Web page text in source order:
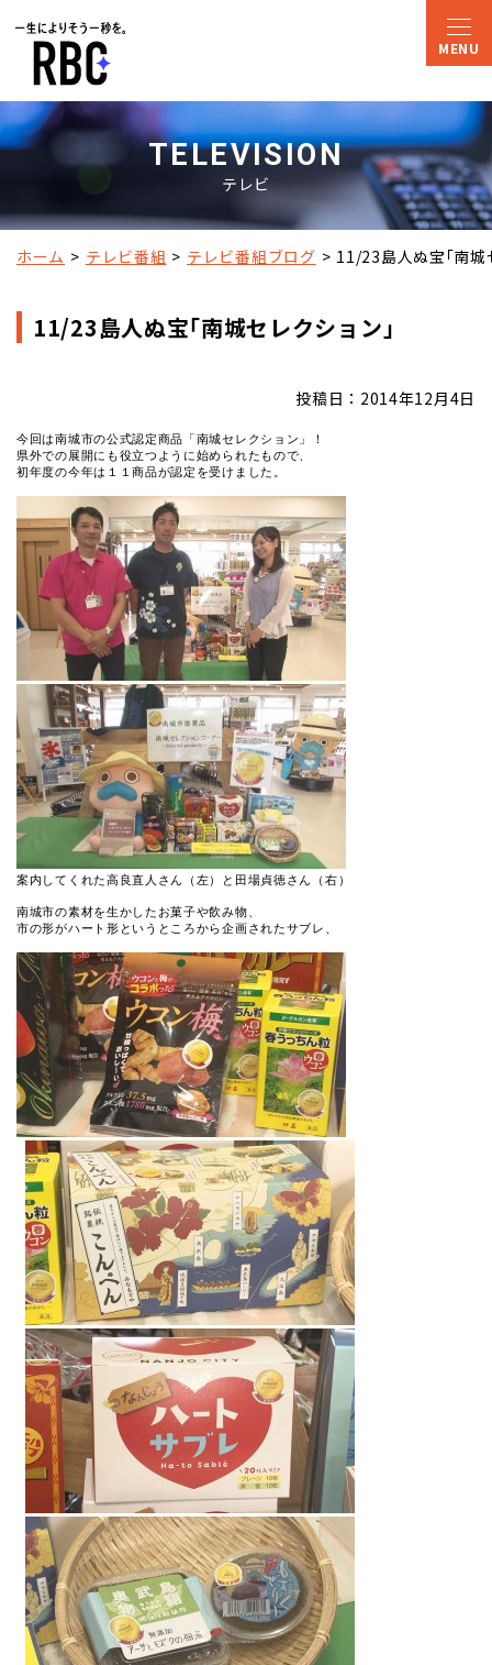
TELEVISION
テレビ
ホーム テレビ番組 テレビ番組ブログ 11/23島人ぬ宝｢南城
11/23島人ぬ宝｢南城セレクション｣
投稿日：2014年12月4日
今回は南城市の公式認定商品「南城セレクション」！
県外での展開にも役立つように始められたもので、
初年度の今年は１１商品が認定を受けました。
案内してくれた高良直人さん（左）と田場貞徳さん（右）
南城市の素材を生かしたお菓子や飲み物、
市の形がハート形というところから企画されたサブレ、